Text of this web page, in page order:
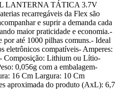
LANTERNA TÁTICA 3.7V
recarregáveis da Flex são
e suprir a demanda cada
maior praticidade e economia.-
por até 1000 pilhas comuns.- Ideal
eletrônicos compatíveis- Amperes:
Composição: Lithium ou Lítio-
0,056g com a embalagem-
16 Cm Largura: 10 Cm
aproximada do produto (AxL): 6,7